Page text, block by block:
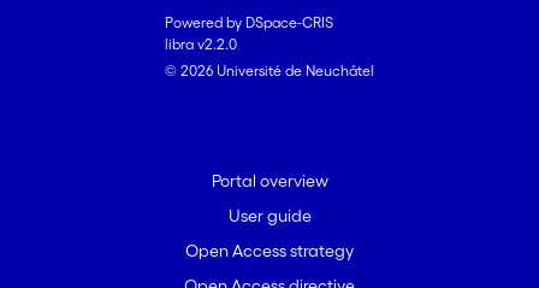
Powered by DSpace-CRIS
libra v2.2.0
© 2026 Université de Neuchâtel
Portal overview
User guide
Open Access strategy